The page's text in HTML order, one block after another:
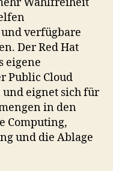
verfügbare
Der Red Hat
eigene
Public Cloud
eignet sich für
in den
Computing,
und die Ablage